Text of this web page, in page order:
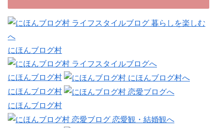
にほんブログ村
にほんブログ村
にほんブログ村
にほんブログ村